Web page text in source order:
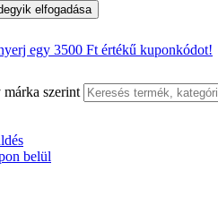
elfogadása
egy 3500 Ft értékű kuponkódot!
márka szerint
belül